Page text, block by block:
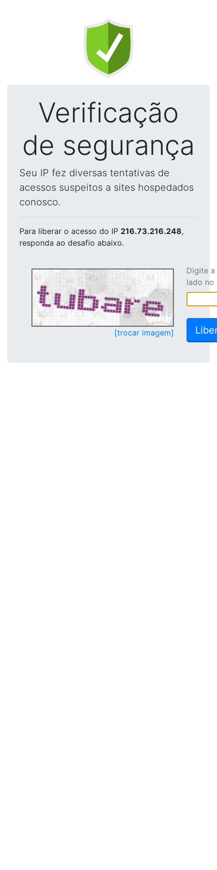
Verificação
de segurança
Seu IP fez diversas tentativas de
acessos suspeitos a sites hospedados
conosco.
Para liberar o acesso do IP 216.73.216.248,
responda ao desafio abaixo.
[trocar imagem]
Digite
lado no